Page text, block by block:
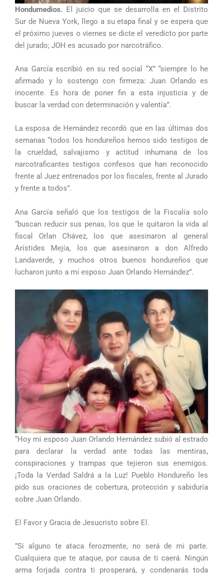
Hondumedios. El juicio que se desarrolla en el Distrito
Sur de Nueva York, llego a su etapa final y se espera que
el próximo jueves o viernes se dicte el veredicto por parte
del jurado; JOH es acusado por narcotráfico.
Ana García escribió en su red social “X” “siempre lo he
afirmado y lo sostengo con firmeza: Juan Orlando es
inocente. Es hora de poner fin a esta injusticia y de
buscar la verdad con determinación y valentía”.
La esposa de Hernández recordó que en las últimas dos
semanas “todos los hondureños hemos sido testigos de
la crueldad, salvajismo y actitud inhumana de los
narcotraficantes testigos confesos que han reconocido
frente al Juez entrenados por los fiscales, frente al Jurado
y frente a todos”.
Ana García señaló que los testigos de la Fiscalía solo
“buscan reducir sus penas, los que le quitaron la vida al
fiscal Orlan Chávez, los que asesinaron al general
Arístides Mejía, los que asesinaron a don Alfredo
Landaverde, y muchos otros buenos hondureños que
lucharon junto a mí esposo Juan Orlando Hernández”.
“Hoy mi esposo Juan Orlando Hernández subió al estrado
para declarar la verdad ante todas las mentiras,
conspiraciones y trampas que tejieron sus enemigos.
¡Toda la Verdad Saldrá a la Luz! Pueblo Hondureño les
pido sus oraciones de cobertura, protección y sabiduría
sobre Juan Orlando.
El Favor y Gracia de Jesucristo sobre El.
”Si alguno te ataca ferozmente, no será de mi parte.
Cualquiera que te ataque, por causa de ti caerá. Ningún
arma forjada contra ti prosperará, y condenarás toda